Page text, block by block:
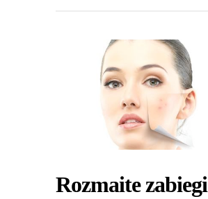
Rozmaite zabiegi